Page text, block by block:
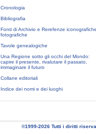
Cronologia
Bibliografia
Fonti di Archivio e Rerefenze
fotografiche
Tavole genealogiche
Una Regione sotto gli occhi del Mondo:
capire il presente, rivalutare il passato,
immaginare il futuro
Collane editoriali
Indice dei nomi e dei luoghi
©1999-2026 Tutti i diritti